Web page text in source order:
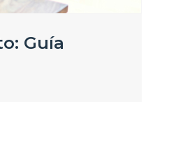
Guía